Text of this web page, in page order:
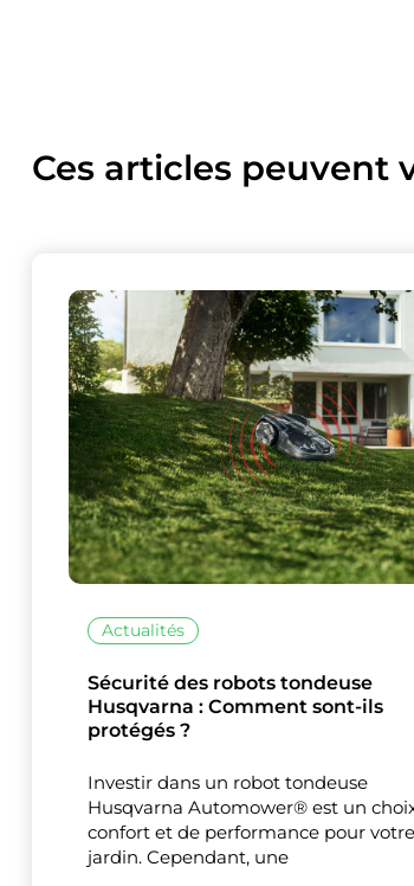
Ces articles peuvent
Actualités
Sécurité des robots tondeuse
Husqvarna : Comment sont-ils
protégés ?
Investir dans un robot tondeuse
Husqvarna Automower® est un
confort et de performance pour votre
jardin. Cependant, une